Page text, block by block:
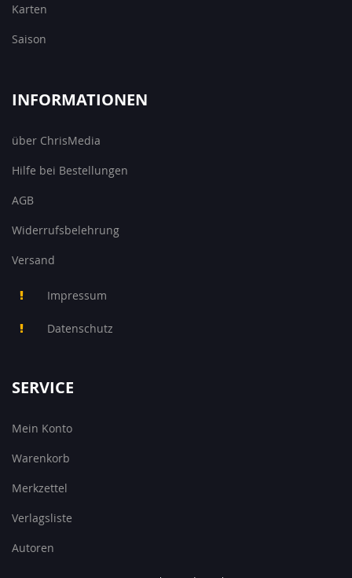
Karten
Saison
INFORMATIONEN
über ChrisMedia
Hilfe bei Bestellungen
AGB
Widerrufsbelehrung
Versand
Impressum
Datenschutz
SERVICE
Mein Konto
Warenkorb
Merkzettel
Verlagsliste
Autoren